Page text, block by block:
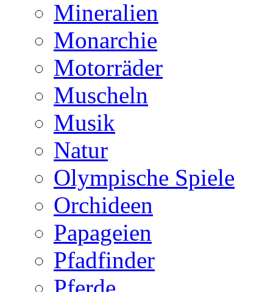
Mineralien
Monarchie
Motorräder
Muscheln
Musik
Natur
Olympische Spiele
Orchideen
Papageien
Pfadfinder